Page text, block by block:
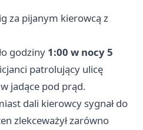
za pijanym kierowcą z
godziny 1:00 w nocy 5
patrolujący ulicę
jadące pod prąd.
dali kierowcy sygnał do
zlekceważył zarówno